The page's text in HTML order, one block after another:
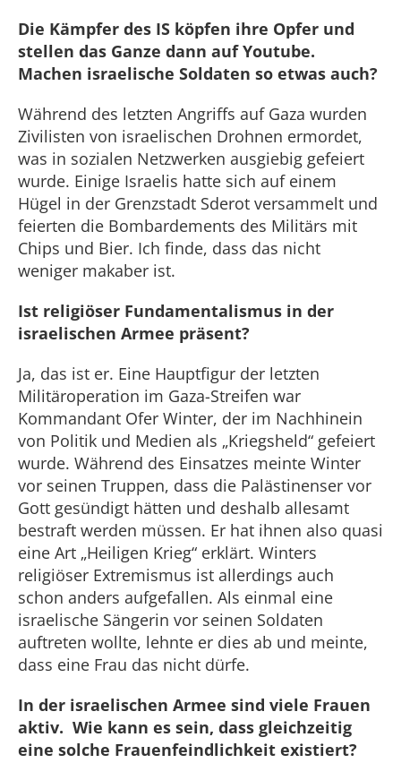
Die Kämpfer des IS köpfen ihre Opfer und
stellen das Ganze dann auf Youtube.
Machen israelische Soldaten so etwas auch?
Während des letzten Angriffs auf Gaza wurden
Zivilisten von israelischen Drohnen ermordet,
was in sozialen Netzwerken ausgiebig gefeiert
wurde. Einige Israelis hatte sich auf einem
Hügel in der Grenzstadt Sderot versammelt und
feierten die Bombardements des Militärs mit
Chips und Bier. Ich finde, dass das nicht
weniger makaber ist.
Ist religiöser Fundamentalismus in der
israelischen Armee präsent?
Ja, das ist er. Eine Hauptfigur der letzten
Militäroperation im Gaza-Streifen war
Kommandant Ofer Winter, der im Nachhinein
von Politik und Medien als „Kriegsheld“ gefeiert
wurde. Während des Einsatzes meinte Winter
vor seinen Truppen, dass die Palästinenser vor
Gott gesündigt hätten und deshalb allesamt
bestraft werden müssen. Er hat ihnen also quasi
eine Art „Heiligen Krieg“ erklärt. Winters
religiöser Extremismus ist allerdings auch
schon anders aufgefallen. Als einmal eine
israelische Sängerin vor seinen Soldaten
auftreten wollte, lehnte er dies ab und meinte,
dass eine Frau das nicht dürfe.
In der israelischen Armee sind viele Frauen
aktiv. Wie kann es sein, dass gleichzeitig
eine solche Frauenfeindlichkeit existiert?